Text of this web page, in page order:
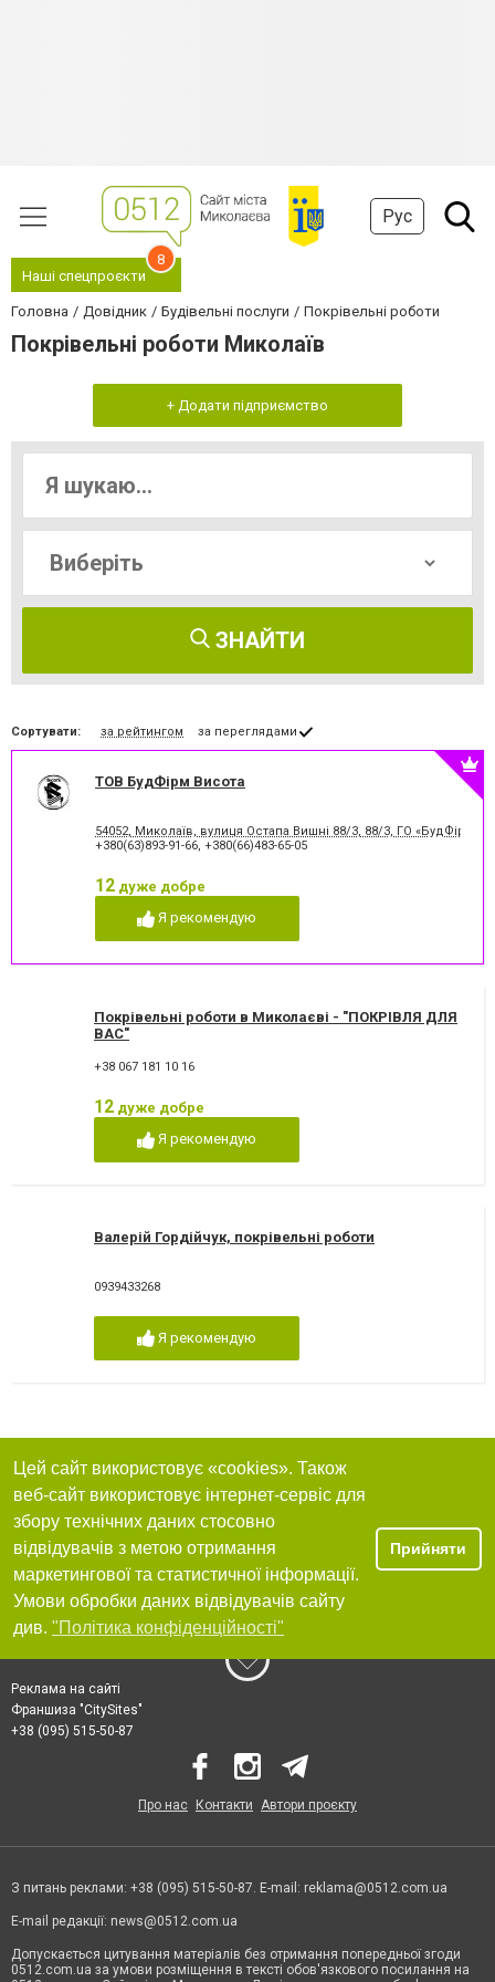
Рус
Наші спецпроєкти
8
Головна Довідник Будівельні послуги Покрівельні роботи
Покрівельні роботи Миколаїв
+ Додати підприємство
ЗНАЙТИ
Сортувати: за рейтингом за переглядами
ТОВ БудФірм Висота
54052, Миколаїв, вулиця Остапа Вишні 88/3, 88/3, ГО «БудФірм
+380(63)893-91-66, +380(66)483-65-05
12 дуже добре
Я рекомендую
Покрівельні роботи в Миколаєві - "ПОКРІВЛЯ ДЛЯ
ВАС"
+38 067 181 10 16
12 дуже добре
Я рекомендую
Валерій Гордійчук, покрівельні роботи
0939433268
Я рекомендую
Цей сайт використовує «cookies». Також
веб-сайт використовує інтернет-сервіс для
збору технічних даних стосовно
відвідувачів з метою отримання
маркетингової та статистичної інформації.
Умови обробки даних відвідувачів сайту
див. "Політика конфіденційності"
Прийняти
Реклама на сайті
Франшиза "CitySites"
+38 (095) 515-50-87
Про нас Контакти Автори проєкту
З питань реклами: +38 (095) 515-50-87. E-mail: reklama@0512.com.ua
E-mail редакції: news@0512.com.ua
Допускається цитування матеріалів без отримання попередньої згоди
0512.com.ua за умови розміщення в тексті обов'язкового посилання на